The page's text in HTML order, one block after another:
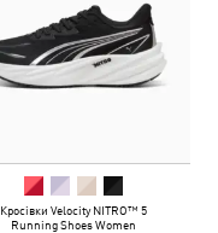
Кросівки Velocity NITRO™ 5
Running Shoes Women